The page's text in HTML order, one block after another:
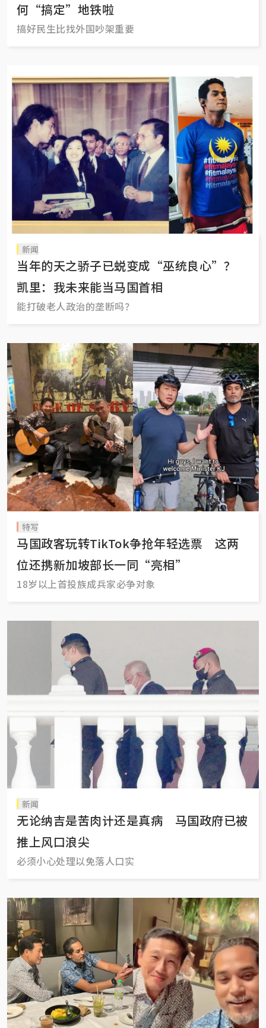
何“搞定”地铁啦
搞好民生比找外国吵架重要
新闻
当年的天之骄子已蜕变成“巫统良心”？
凯里：我未来能当马国首相
能打破老人政治的垄断吗？
特写
马国政客玩转TikTok争抢年轻选票 这两
位还携新加坡部长一同“亮相”
18岁以上首投族成兵家必争对象
新闻
无论纳吉是苦肉计还是真病 马国政府已被
推上风口浪尖
必须小心处理以免落人口实